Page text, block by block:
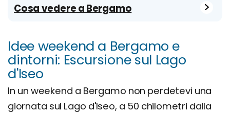
Cosa vedere a Bergamo
Idee weekend a Bergamo e
dintorni: Escursione sul Lago
d'Iseo
In un weekend a Bergamo non perdetevi una
giornata sul Lago d'Iseo, a 50 chilometri dalla